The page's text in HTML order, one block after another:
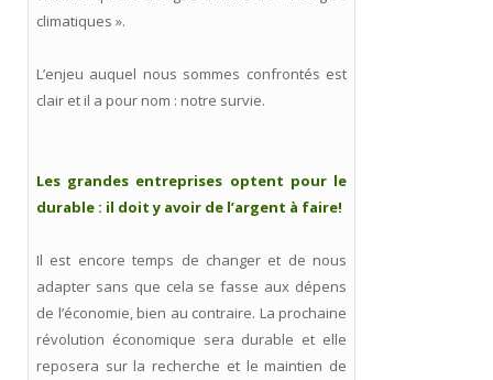
climatiques ».
L’enjeu auquel nous sommes confrontés est
clair et il a pour nom : notre survie.
Les grandes entreprises optent pour le
durable : il doit y avoir de l’argent à faire!
Il est encore temps de changer et de nous
adapter sans que cela se fasse aux dépens
de l’économie, bien au contraire. La prochaine
révolution économique sera durable et elle
reposera sur la recherche et le maintien de